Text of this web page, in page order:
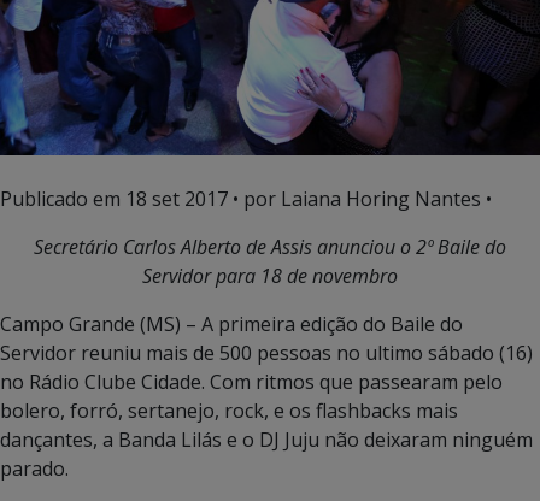
Publicado em 18 set 2017 • por Laiana Horing Nantes •
Secretário Carlos Alberto de Assis anunciou o 2º Baile do
Servidor para 18 de novembro
Campo Grande (MS) – A primeira edição do Baile do
Servidor reuniu mais de 500 pessoas no ultimo sábado (16)
no Rádio Clube Cidade. Com ritmos que passearam pelo
bolero, forró, sertanejo, rock, e os flashbacks mais
dançantes, a Banda Lilás e o DJ Juju não deixaram ninguém
parado.